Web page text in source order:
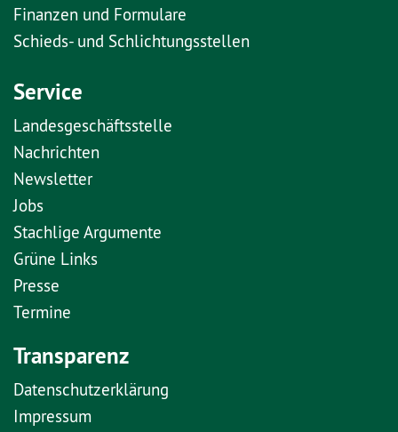
Finanzen und Formulare
Schieds- und Schlichtungsstellen
Service
Landesgeschäftsstelle
Nachrichten
Newsletter
Jobs
Stachlige Argumente
Grüne Links
Presse
Termine
Transparenz
Datenschutzerklärung
Impressum